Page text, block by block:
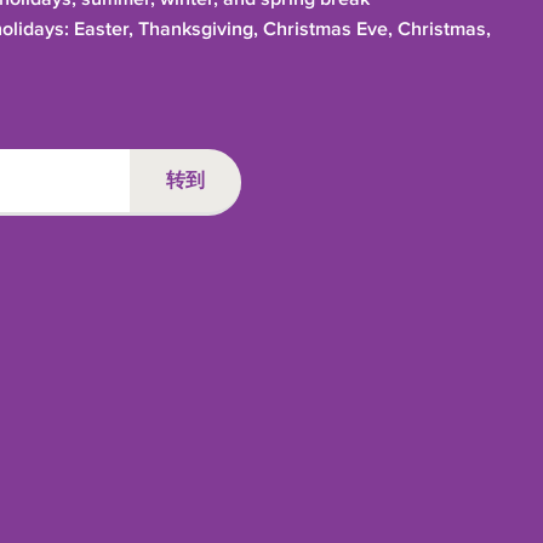
Easter, Thanksgiving, Christmas Eve, Christmas,